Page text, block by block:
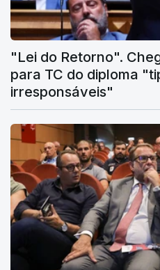
"Lei do Retorno".
para TC do diploma
irresponsáveis"